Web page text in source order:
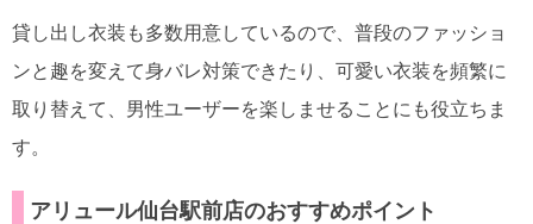
貸し出し衣装も多数用意しているので、普段のファッショ
ンと趣を変えて身バレ対策できたり、可愛い衣装を頻繁に
取り替えて、男性ユーザーを楽しませることにも役立ちま
す。
アリュール仙台駅前店のおすすめポイント